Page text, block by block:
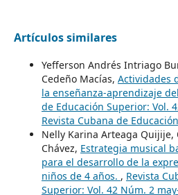
Artículos similares
Yefferson Andrés Intriago
Cedeño Macías, Actividades
la enseñanza-aprendizaje
de Educación Superior: Vol.
Revista Cubana de
Nelly Karina Arteaga Quijije,
Chávez, Estrategia musical
para el desarrollo de la
niños de 4 años. , Revista
Superior: Vol. 42 Núm. 2